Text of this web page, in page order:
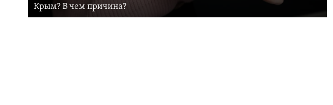
Крым? В чем причина?